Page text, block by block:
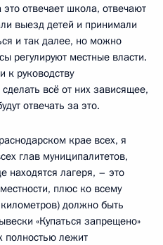
отвечает школа, отвечают
выезд детей и принимали
и так далее, но можно
регулируют местные власти.
руководству
всё от них зависящее,
отвечать за это.
крае всех, я
глав муниципалитетов,
находятся лагеря, – это
плюс ко всему
должно быть
«Купаться запрещено»
полностью лежит